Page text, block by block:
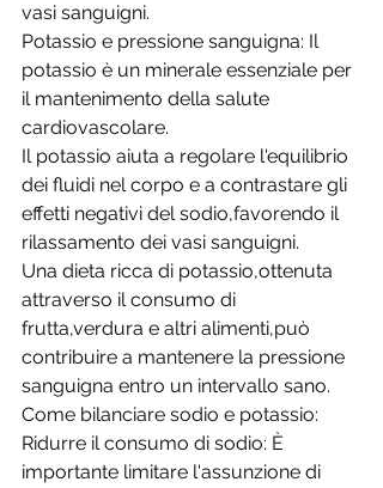
vasi sanguigni.
Potassio e pressione sanguigna: Il
potassio è un minerale essenziale per
il mantenimento della salute
cardiovascolare.
Il potassio aiuta a regolare l'equilibrio
dei fluidi nel corpo e a contrastare gli
effetti negativi del sodio,favorendo il
rilassamento dei vasi sanguigni.
Una dieta ricca di potassio,ottenuta
attraverso il consumo di
frutta,verdura e altri alimenti,può
contribuire a mantenere la pressione
sanguigna entro un intervallo sano.
Come bilanciare sodio e potassio:
Ridurre il consumo di sodio: È
importante limitare l'assunzione di